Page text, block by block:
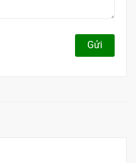
Gửi